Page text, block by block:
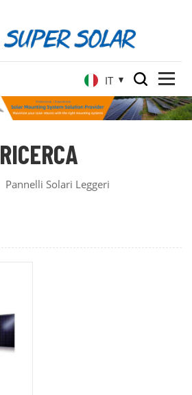
IT
RICERCA
Pannelli Solari Leggeri